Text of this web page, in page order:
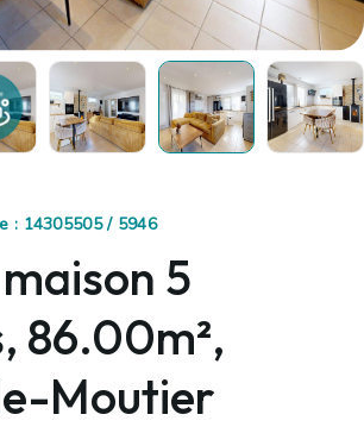
: 14305505 / 5946
5
86.00m²,
Moutier